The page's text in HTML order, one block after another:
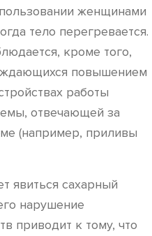
женщинами
тело перегревается.
кроме того,
повышением
работы
отвечающей за
(например, приливы
явиться сахарный
нарушение
приводит к тому, что